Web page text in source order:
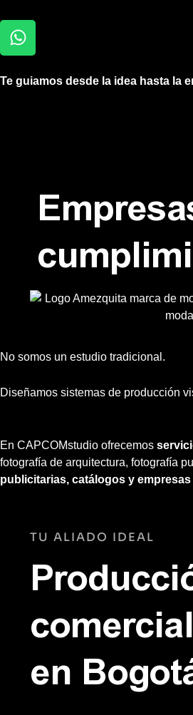
W
h
t
Te guiamos desde la idea hasta la
No somos un estudio tradicional.
Diseñamos sistemas de producción
En CAPCOMstudio ofrecemos
fotografía de arquitectura, fotografía
publicitarias, catálogos y empresas
TU ALIADO IDEAL
en